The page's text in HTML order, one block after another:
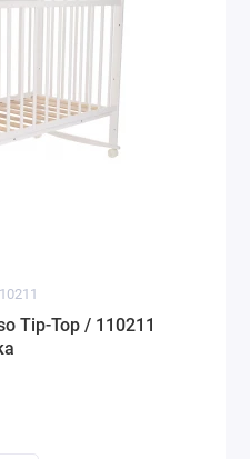
Tip-Top / 110211